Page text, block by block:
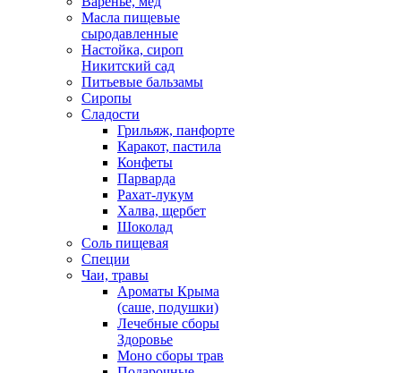
Масла пищевые
сыродавленные
Настойка, сироп
Никитский сад
Питьевые бальзамы
Сиропы
Сладости
Грильяж, панфорте
Каракот, пастила
Конфеты
Парварда
Рахат-лукум
Халва, щербет
Шоколад
Соль пищевая
Специи
Чаи, травы
Ароматы Крыма
(саше, подушки)
Лечебные сборы
Здоровье
Моно сборы трав